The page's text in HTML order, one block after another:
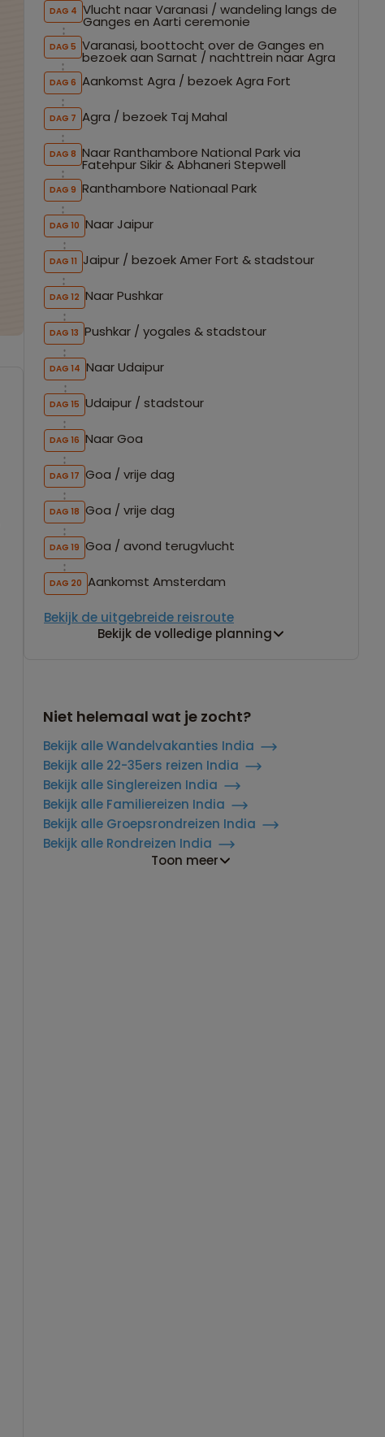
DAG 4 Vlucht naar Varanasi / wandeling langs de
Ganges en Aarti ceremonie
DAG 5 Varanasi, boottocht over de Ganges en
bezoek aan Sarnat / nachttrein naar Agra
DAG 6 Aankomst Agra / bezoek Agra Fort
DAG 7 Agra / bezoek Taj Mahal
DAG 8 Naar Ranthambore National Park via
Fatehpur Sikir & Abhaneri Stepwell
DAG 9 Ranthambore Nationaal Park
DAG 10 Naar Jaipur
DAG 11 Jaipur / bezoek Amer Fort & stadstour
DAG 12 Naar Pushkar
DAG 13 Pushkar / yogales & stadstour
DAG 14 Naar Udaipur
DAG 15 Udaipur / stadstour
DAG 16 Naar Goa
DAG 17 Goa / vrije dag
DAG 18 Goa / vrije dag
DAG 19 Goa / avond terugvlucht
DAG 20 Aankomst Amsterdam
Bekijk de uitgebreide reisroute
Bekijk de volledige planning
Niet helemaal wat je zocht?
Bekijk alle Wandelvakanties India
Bekijk alle 22-35ers reizen India
Bekijk alle Singlereizen India
Bekijk alle Familiereizen India
Bekijk alle Groepsrondreizen India
Bekijk alle Rondreizen India
Toon meer